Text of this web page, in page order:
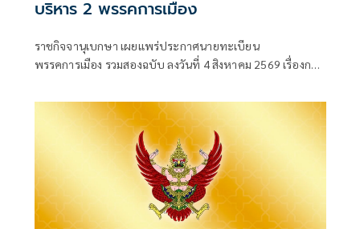
บริหาร 2 พรรคการเมือง
ราชกิจจานุเบกษา เผยแพร่ประกาศนายทะเบียน
พรรคการเมือง รวมสองฉบับ ลงวันที่ 4 สิงหาคม 2569 เรื่องการ